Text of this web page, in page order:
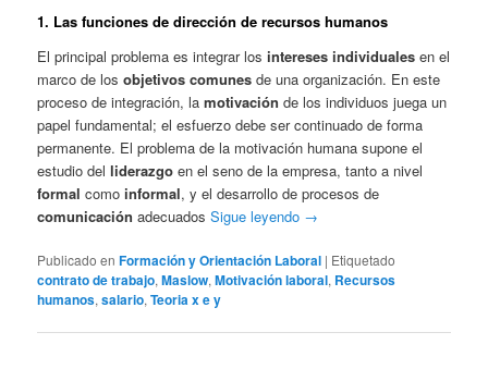
1. Las funciones de dirección de recursos humanos
El principal problema es integrar losintereses individuales en el
marco de losobjetivos comunes de una organización. En este
proceso de integración, lamotivación de los individuos juega un
papel fundamental; el esfuerzo debe ser continuado de forma
permanente. El problema de la motivación humana supone el
estudio delliderazgo en el seno de la empresa, tanto a nivel
formal comoinformal, y el desarrollo de procesos de
comunicación adecuadosSigue leyendo →
Publicado en Formación y Orientación Laboral | Etiquetado
contrato de trabajo,Maslow,Motivación laboral, Recursos
humanos,salario,Teoria x e y